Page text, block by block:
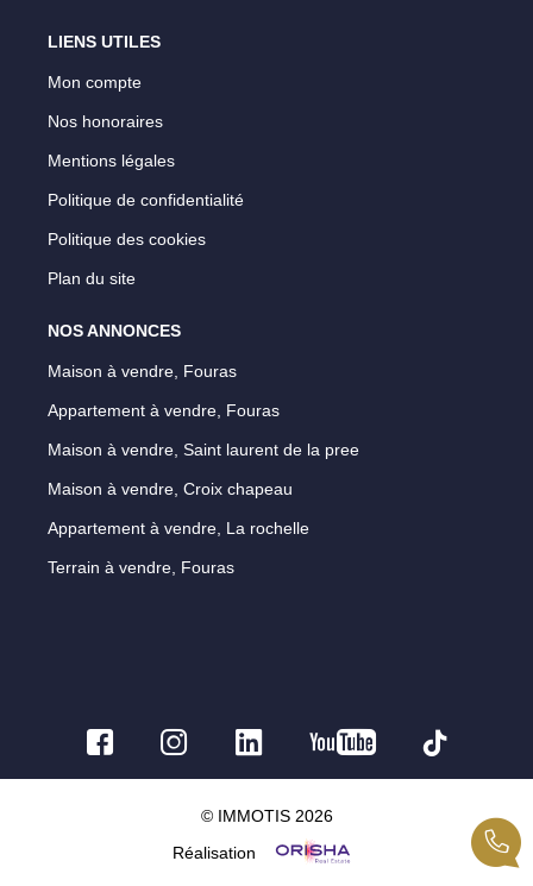
LIENS UTILES
Mon compte
Nos honoraires
Mentions légales
Politique de confidentialité
Politique des cookies
Plan du site
NOS ANNONCES
Maison à vendre, Fouras
Appartement à vendre, Fouras
Maison à vendre, Saint laurent de la pree
Maison à vendre, Croix chapeau
Appartement à vendre, La rochelle
Terrain à vendre, Fouras
© IMMOTIS 2026
Réalisation